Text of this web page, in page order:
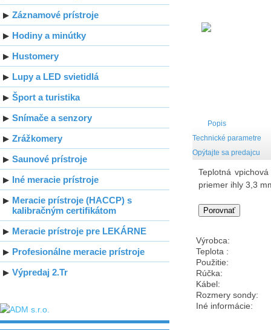
Popis
Technické parametre
Opýtajte sa predajcu
Teplotná
priemer ihly 3,3
Výrobca:
Teplota :
Použitie:
Rúčka:
Kábel:
Rozmery sondy:
Iné informácie:
Záznamové prístroje
Hodiny a minútky
Hustomery
Lupy a LED svietidlá
Šport a turistika
Snímače a senzory
Zrážkomery
Saunové prístroje
Iné meracie prístroje
Meracie prístroje (HACCP) s
kalibračným certifikátom
Meracie prístroje pre LEKÁRNE
Profesionálne meracie prístroje
Výpredaj 2.Tr